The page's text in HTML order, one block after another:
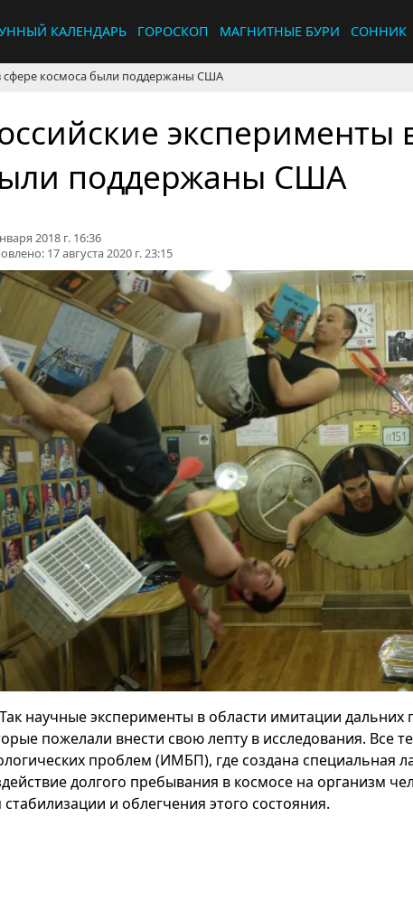
КАЛЕНДАРЬ ГОРОСКОП МАГНИТНЫЕ БУРИ СОННИК
сфере космоса были поддержаны США
эксперименты
поддержаны США
2018 г. 16:36
17 августа 2020 г. 23:15
Так научные эксперименты в области имитации
пожелали внести свою лепту в исследования. Все
проблем (ИМБП), где создана специальная
долгого пребывания в космосе на организм
стабилизации и облегчения этого состояния.